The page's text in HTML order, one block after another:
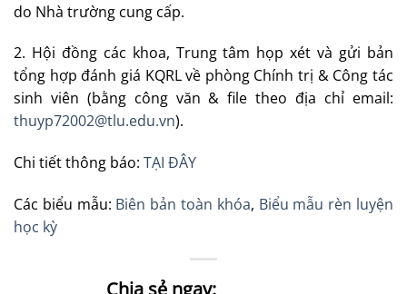
do Nhà trường cung cấp.
2. Hội đồng các khoa, Trung tâm họp xét và gửi bản
tổng hợp đánh giá KQRL về phòng Chính trị & Công tác
sinh viên (bằng công văn & file theo địa chỉ email:
thuyp72002@tlu.edu.vn).
Chi tiết thông báo: TẠI ĐÂY
Các biểu mẫu: Biên bản toàn khóa, Biểu mẫu rèn luyện
học kỳ